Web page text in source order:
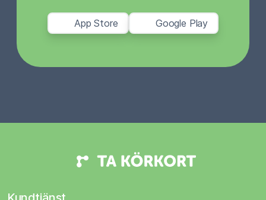
App Store Google Play